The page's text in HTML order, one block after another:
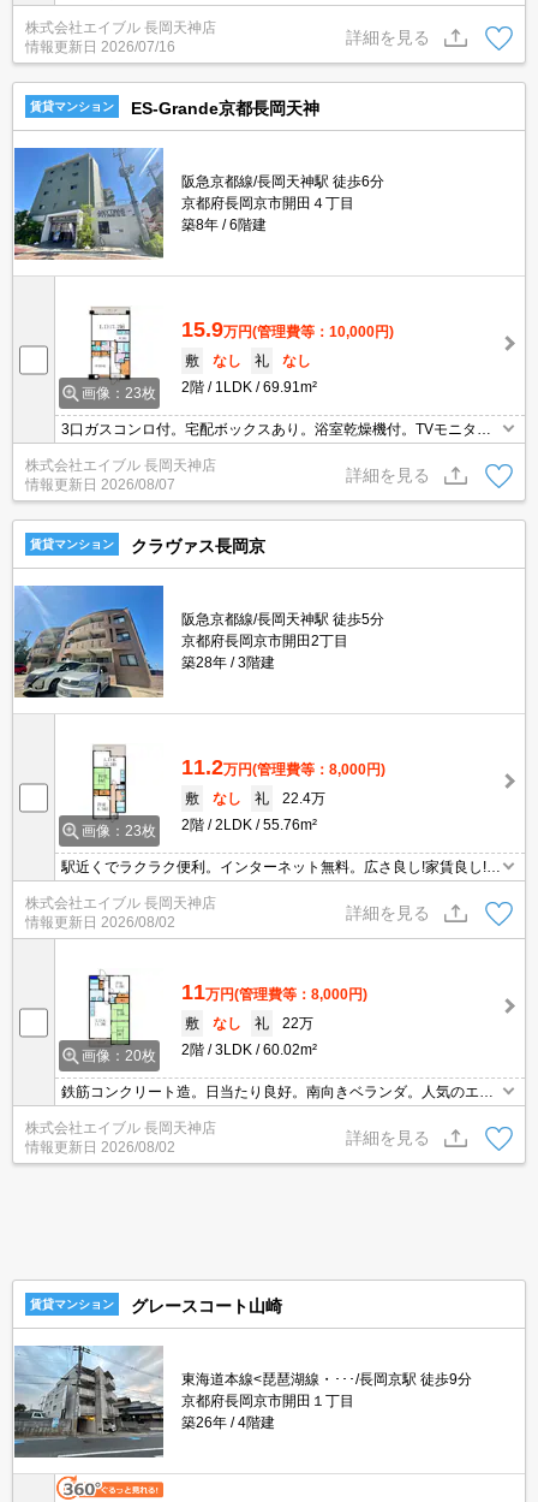
ニターホンで安心生活を!。IH調理器付き。クローゼットが大きいの
も魅力ですね。室内に洗濯機置場あり。南向きベランダ。
株式会社エイブル 長岡天神店
情報更新日 2026/07/16
詳細を見る
賃貸マンション ES-Grande京都長岡天神
阪急京都線/長岡天神駅 徒歩6分
京都府長岡京市開田４丁目
築8年
6階建
画像：23枚
15.9万円(管理費等：10,000円)
敷
なし 礼
なし
2階
1LDK 69.91m²
3口ガスコンロ付。宅配ボックスあり。浴室乾燥機付。TVモニター
ホン有。東向きバルコニー。フリーレント1ヶ月。ペット飼育の場
合、敷金1ヵ月分増。敷金・礼金なし。更新料なし。インターネッ
ト無料。
株式会社エイブル 長岡天神店
情報更新日 2026/08/07
詳細を見る
賃貸マンション クラヴァス長岡京
阪急京都線/長岡天神駅 徒歩5分
京都府長岡京市開田2丁目
築28年
3階建
画像：23枚
11.2万円(管理費等：8,000円)
敷
なし 礼
22.4万
2階
2LDK 55.76m²
駅近くでラクラク便利。インターネット無料。広さ良し!家賃良し!周
辺環境良し!。日当たり良好。周辺には充実の生活環境。鉄筋コンク
リート造りのマンションです。人気のエリア。バイク置き場あり。
株式会社エイブル 長岡天神店
情報更新日 2026/08/02
詳細を見る
画像：20枚
11万円(管理費等：8,000円)
敷
なし 礼
22万
2階
3LDK 60.02m²
鉄筋コンクリート造。日当たり良好。南向きベランダ。人気のエリ
ア。オートロック。閑静な住宅街。買い物便利な立地ですよ～!!。閑
静な住宅街。ゆとりの広さ。24時間ゴミ出し可。インターネット無
料。
株式会社エイブル 長岡天神店
情報更新日 2026/08/02
詳細を見る
賃貸マンション グレースコート山崎
東海道本線<琵琶湖線・･･･/長岡京駅 徒歩9分
京都府長岡京市開田１丁目
築26年
4階建